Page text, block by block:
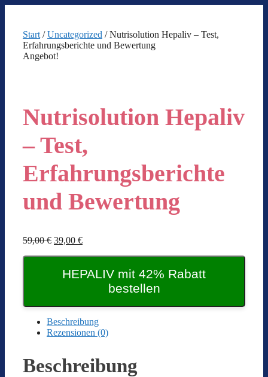
springen
Start /Uncategorized / Nutrisolution Hepaliv – Test,
Erfahrungsberichte und Bewertung
Angebot!
Nutrisolution Hepaliv
– Test,
Erfahrungsberichte
und Bewertung
59,00€ Ursprünglicher
59,00 €
39,00 €Aktueller
39,00 €.
HEPALIV mit 42% Rabatt
bestellen
Beschreibung
Rezensionen (0)
Beschreibung